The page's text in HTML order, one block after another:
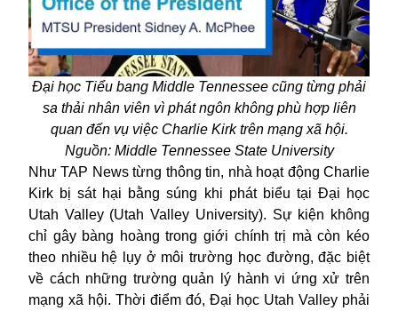
Đại học Tiểu bang Middle Tennessee cũng từng phải
sa thải nhân viên vì phát ngôn không phù hợp liên
quan đến vụ việc Charlie Kirk trên mạng xã hội.
Nguồn: Middle Tennessee State University
Như TAP News từng thông tin, nhà hoạt động Charlie
Kirk bị sát hại bằng súng khi phát biểu tại Đại học
Utah Valley (Utah Valley University). Sự kiện không
chỉ gây bàng hoàng trong giới chính trị mà còn kéo
theo nhiều hệ lụy ở môi trường học đường, đặc biệt
về cách những trường quản lý hành vi ứng xử trên
mạng xã hội. Thời điểm đó, Đại học Utah Valley phải